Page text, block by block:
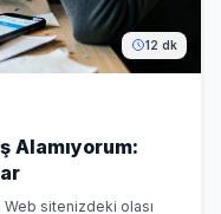
12 dk
Alamıyorum:
Web sitenizdeki olası